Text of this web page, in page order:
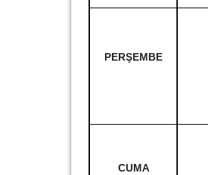
PERŞEMBE
CUMA